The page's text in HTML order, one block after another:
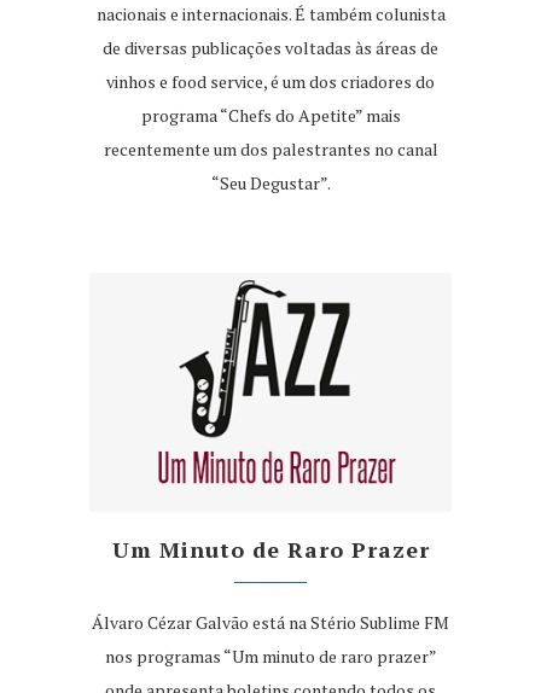
nacionais e internacionais. É também colunista
de diversas publicações voltadas às áreas de
vinhos e food service, é um dos criadores do
programa “Chefs do Apetite” mais
recentemente um dos palestrantes no canal
“Seu Degustar”.
Um Minuto de Raro Prazer
Álvaro Cézar Galvão está na Stério Sublime FM
nos programas “Um minuto de raro prazer”